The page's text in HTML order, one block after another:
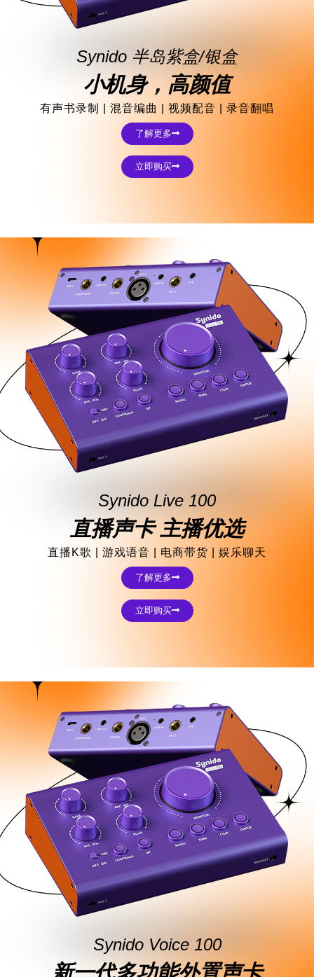
Synido 半岛紫盒/银盒
小机身，高颜值
有声书录制 | 混音编曲 | 视频配音 | 录音翻唱
了解更多
立即购买
Synido Live 100
直播声卡 主播优选
直播K歌 | 游戏语音 | 电商带货 | 娱乐聊天
了解更多
立即购买
Synido Voice 100